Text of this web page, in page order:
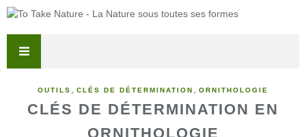
OUTILS CLÉS DE DÉTERMINATION ORNITHOLOGIE
CLÉS DE DÉTERMINATION EN
ORNITHOLOGIE